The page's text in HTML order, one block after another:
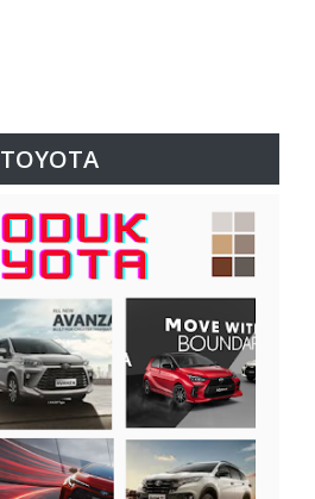
TOYOTA